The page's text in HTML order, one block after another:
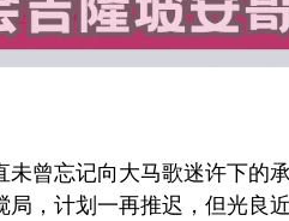
曾忘记向大马歌迷许下的
局，计划一再推迟，但光良